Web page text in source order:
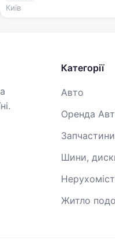
Київ
Категорії
Авто
Оренда
Запчастини
Шини,
Житло